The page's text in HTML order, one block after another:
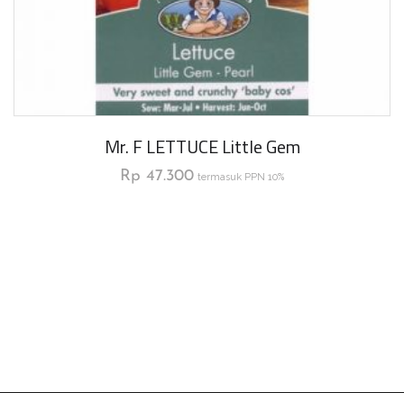
Mr. F LETTUCE Little Gem
Rp 47.300 termasuk PPN 10%